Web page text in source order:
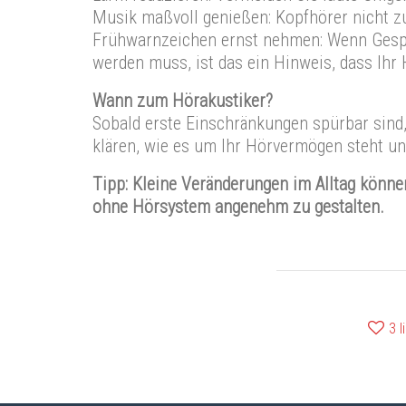
Musik maßvoll genießen: Kopfhörer nicht
Frühwarnzeichen ernst nehmen: Wenn
werden muss, ist das ein Hinweis, dass Ihr
Wann zum Hörakustiker?
Sobald erste Einschränkungen spürbar
klären, wie es um Ihr Hörvermögen steht
Tipp: Kleine Veränderungen im Alltag
ohne Hörsystem angenehm zu gestalten.
3